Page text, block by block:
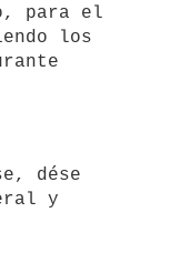
para el
los
y